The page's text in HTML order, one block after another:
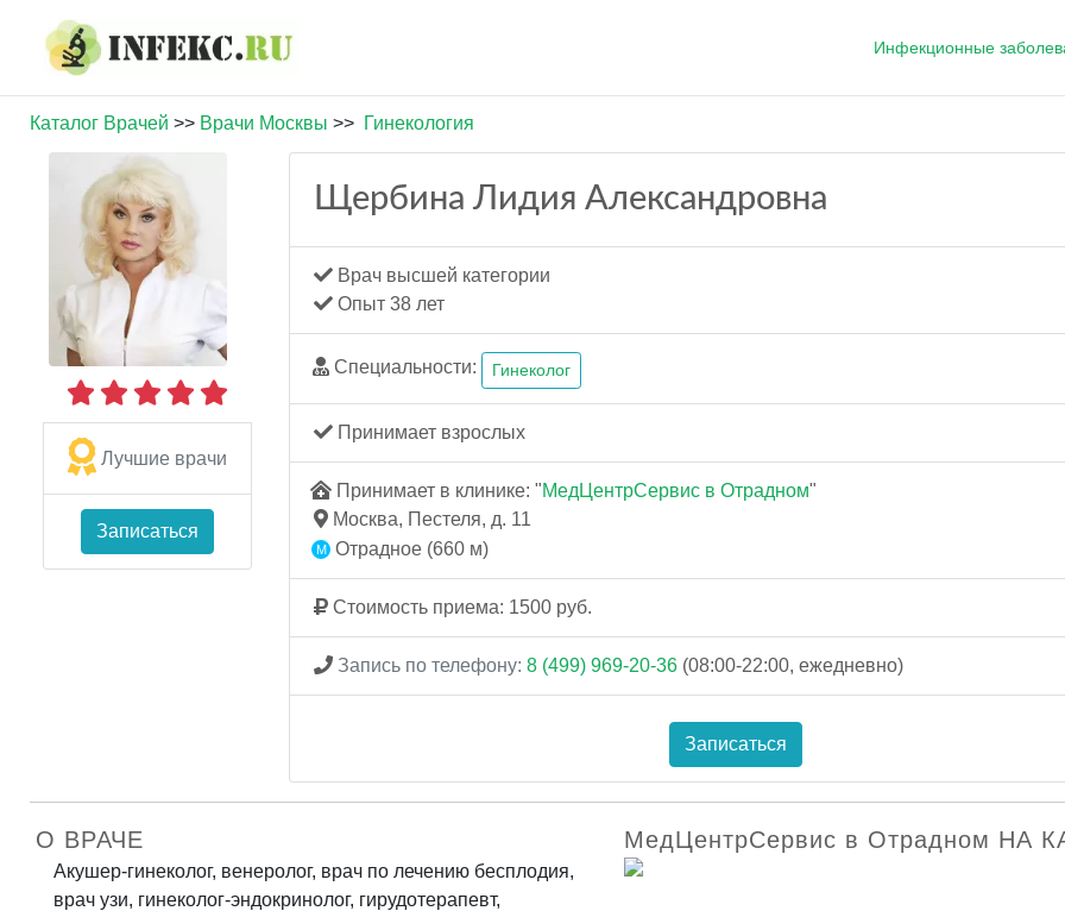
Инфекционные
Каталог Врачей >> Врачи Москвы >> Гинекология
Лучшие врачи
Записаться
Щербина Лидия Александровна
Врач высшей категории
Опыт 38 лет
Специальности: Гинеколог
Принимает взрослых
Принимает в клинике: "МедЦентрСервис в Отрадном"
Москва, Пестеля, д. 11
Отрадное (660 м)
Стоимость приема: 1500 руб.
Запись по телефону: 8 (499) 969-20-36 (08:00-22:00, ежедневно)
Записаться
О ВРАЧЕ
Акушер-гинеколог, венеролог, врач по лечению бесплодия,
врач узи, гинеколог-эндокринолог, гирудотерапевт,
МедЦентрСервис в Отрадном НА